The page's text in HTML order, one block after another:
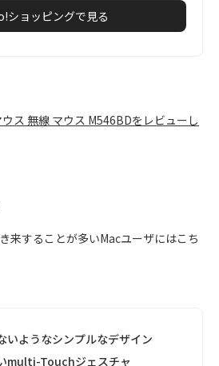
ショッピングで見る
ス 無線 マウス M546BDをレビューし
来することが多いMacユーザにはこち
ようなシンプルなデザイン
multi-Touchジェスチャ